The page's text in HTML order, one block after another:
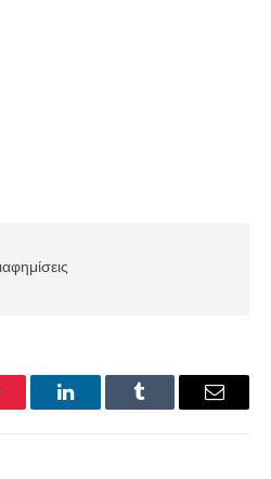
LinkedInTumblr Email